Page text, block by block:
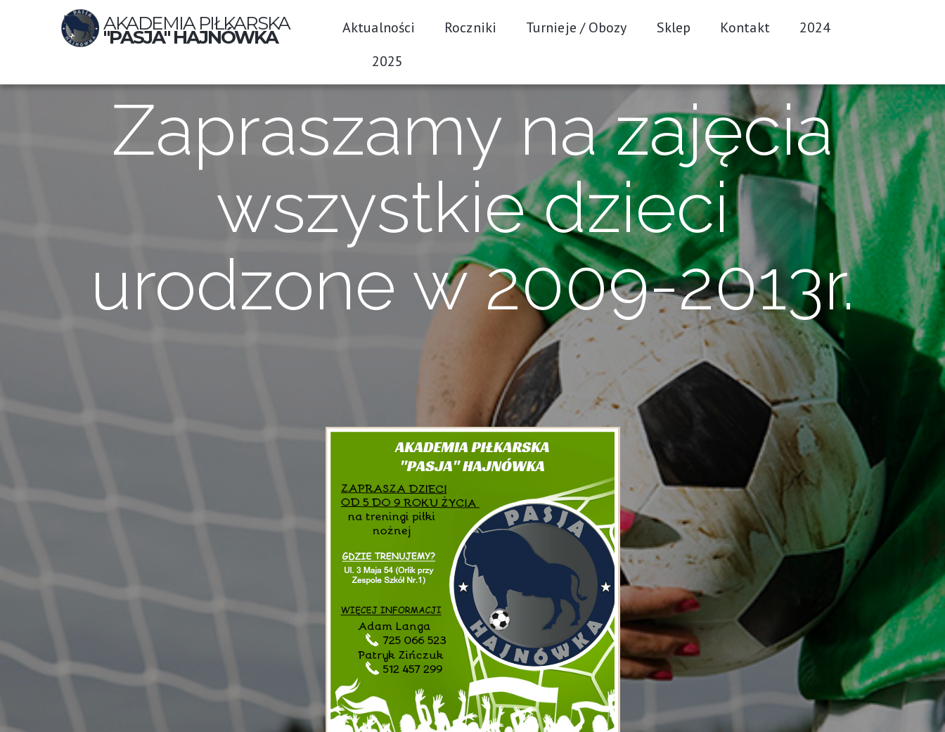
AKADEMIA PIŁKARSKA
"PASJA" HAJNÓWKA Aktualności Roczniki Turnieje / Obozy Sklep Kontakt
2024
2025
Zapraszamy na zajęcia
wszystkie dzieci
urodzone w 2009-2013r.